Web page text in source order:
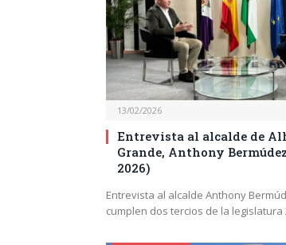
13/02/2026
Entrevista al alcalde de
Grande, Anthony
2026)
Entrevista al alcalde Anthony
cumplen dos tercios de la legislatura